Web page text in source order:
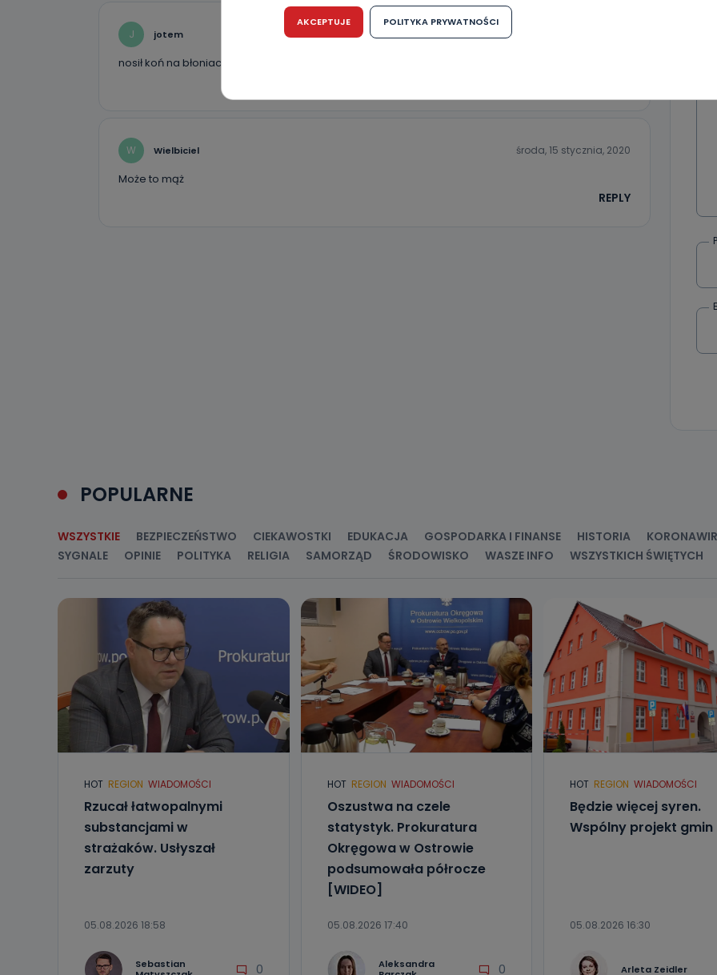
Czy jest możliwość cofnięcia zgody?
Podanie danych osobowych jest dobrowolne, nie jest wymogiem ustawowym lub
19 nie przekazuje Państwa danych osobowych podmiotom trzecim, jak również nie są one
Co mogą Państwo zrobić z przekazanymi nam danymi?
Po wyrażeniu zgody na przetwarzanie danych osobowych, mają Państwo prawo do
19 dostępu do danych osobowych dotyczących Państwa oraz uzyskania ich kopii, a
AKCEPTUJE POLITYKA PRYWATNOŚCI
J jotem
nosił koń na błoniach, ponieśli i konia
W Wielbiciel środa, 15 stycznia, 2020
Może to mąż
REPLY
POPULARNE
WSZYSTKIE BEZPIECZEŃSTWO CIEKAWOSTKI EDUKACJA GOSPODARKA I FINANSE HISTORIA
SYGNALE
OPINIE POLITYKA RELIGIA SAMORZĄD ŚRODOWISKO WASZE INFO WSZYSTKICH ŚWIĘTYCH
HOT REGION WIADOMOŚCI
Rzucał łatwopalnymi
substancjami w
strażaków. Usłyszał
zarzuty
05.08.2026 18:58
Sebastian
0
HOT REGION WIADOMOŚCI
Oszustwa na czele
statystyk. Prokuratura
Okręgowa w Ostrowie
podsumowała półrocze
[WIDEO]
05.08.2026 17:40
Aleksandra
0
HOT REGION WIADOMOŚCI
Będzie więcej syren.
Wspólny projekt gmin
05.08.2026 16:30
Arleta Zeidler